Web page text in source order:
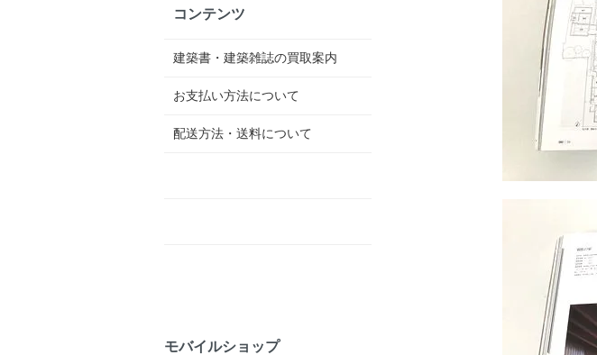
コンテンツ
建築書・建築雑誌の買取案内
お支払い方法について
配送方法・送料について
モバイルショップ